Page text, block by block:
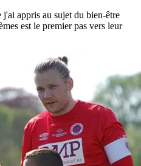
appris au sujet du bien-être
est le premier pas vers leur